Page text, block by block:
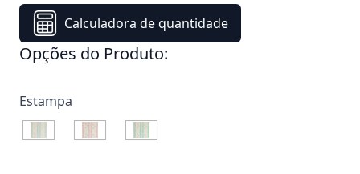
Calculadora de quantidade
Opções do Produto:
Estampa